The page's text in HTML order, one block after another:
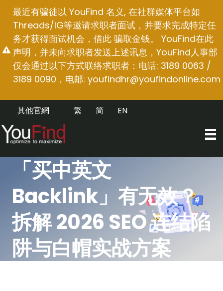
最近有骗徒以 YouFind 名义, 在社群媒体平台如
Threads/IG等邀请求职者面试，并要求完成特定任
务才获得面试机会，借此 骗取金钱。 YouFind在此
声明，并未向求职者发送上述讯息，YouFind人事部
仅会通过以下方式联络求职者：电话: 3189 0063 /
3189 0090，电邮: youfindhr@youfindonline.com
其他官網 EN
简
繁
「买中英文
Backlink」有无效？
拆解 2026 SEO 连结陷
阱与白帽实战方案